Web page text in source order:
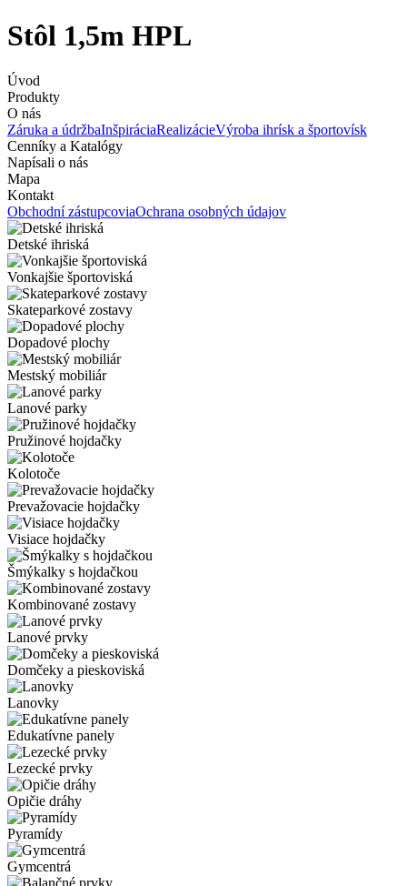
Stôl 1,5m HPL
Úvod
Produkty
O nás
Záruka a údržbaInšpiráciaRealizácieVýroba ihrísk a športovísk
Cenníky a Katalógy
Napísali o nás
Mapa
Kontakt
Obchodní zástupcoviaOchrana osobných údajov
Detské ihriská
Vonkajšie športoviská
Skateparkové zostavy
Dopadové plochy
Mestský mobiliár
Lanové parky
Pružinové hojdačky
Kolotoče
Prevažovacie hojdačky
Visiace hojdačky
Šmýkalky s hojdačkou
Kombinované zostavy
Lanové prvky
Domčeky a pieskoviská
Lanovky
Edukatívne panely
Lezecké prvky
Opičie dráhy
Pyramídy
Gymcentrá